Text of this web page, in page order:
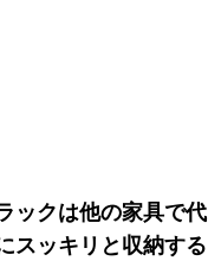
ックは他の家具で代
スッキリと収納する